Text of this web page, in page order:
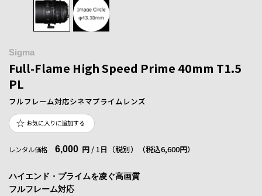
Sigma
Full-Flame High Speed Prime 40mm T1.5
PL
フルフレーム対応シネマプライムレンズ
お気に入りに追加する
レンタル価格 6,000 円 / 1日（税別） （税込6,600円）
ハイエンド・プライムを凌ぐ高画質
フルフレーム対応